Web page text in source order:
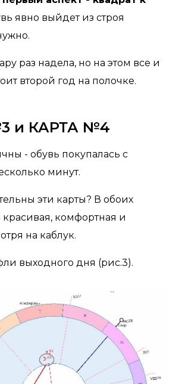
явно выйдет из строя
раз надела, но на этом все и
второй год на полочке.
и КАРТА №4
- обувь покупалась с
минут.
эти карты? В обоих
красивая, комфортная и
на каблук.
выходного дня (рис.3).